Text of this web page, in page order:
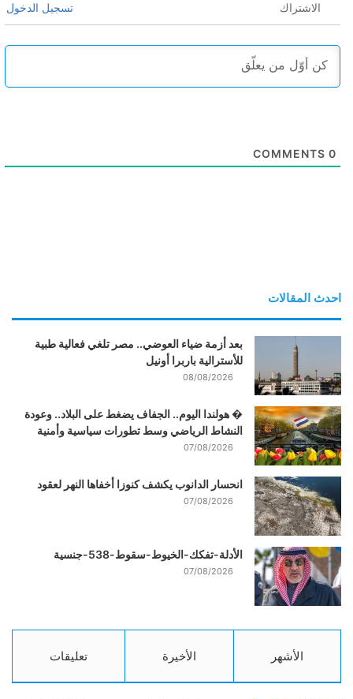
الاشتراك تسجيل الدخول
0
احدث المقالات
بعد أزمة ضياء العوضي.. مصر تلغي فعالية طبية
للأسترالية باربرا أونيل
08/08/2026
� هولندا اليوم.. الجفاف يضغط على البلاد.. وعودة
النشاط الرياضي وسط تطورات سياسية وأمنية
07/08/2026
انحسار الدانوب يكشف كنوزا أخفاها النهر لعقود
07/08/2026
الأدلة-تفكك-الخيوط-سقوط-538-جنسية
07/08/2026
الأشهر الأخيرة تعليقات